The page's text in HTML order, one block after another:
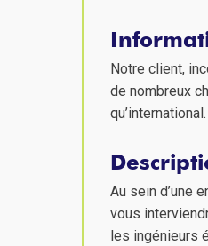
Notre client,
de nombreux
qu’international.
Au sein d’une
vous
les ingénieurs